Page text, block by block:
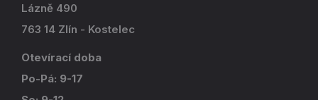
Lázně 490
763 14 Zlín - Kostelec
Otevírací doba
Po-Pá: 9-17